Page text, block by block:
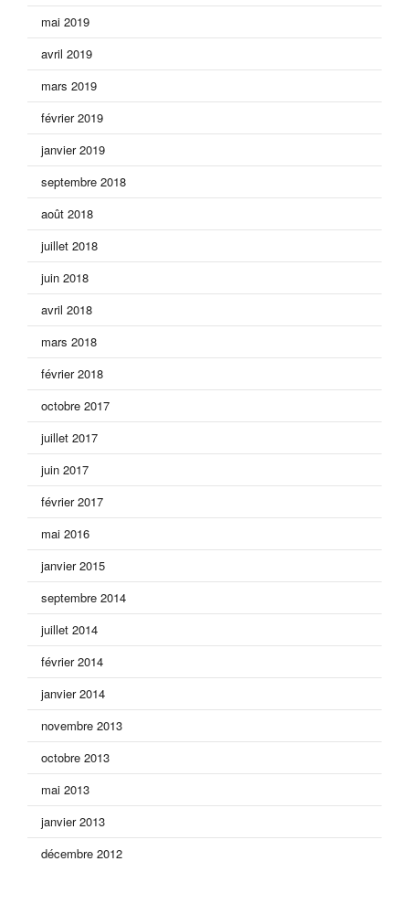
mai 2019
avril 2019
mars 2019
février 2019
janvier 2019
septembre 2018
août 2018
juillet 2018
juin 2018
avril 2018
mars 2018
février 2018
octobre 2017
juillet 2017
juin 2017
février 2017
mai 2016
janvier 2015
septembre 2014
juillet 2014
février 2014
janvier 2014
novembre 2013
octobre 2013
mai 2013
janvier 2013
décembre 2012